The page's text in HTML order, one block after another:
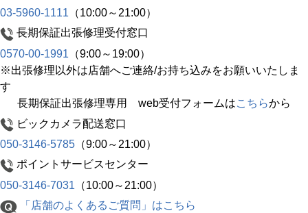
03-5960-1111 （10:00～21:00）
長期保証出張修理受付窓口
0570-00-1991 （9:00～19:00）
※出張修理以外は店舗へご連絡/お持ち込みをお願いいたしま
す
長期保証出張修理専用 web受付フォームはこちらから
ビックカメラ配送窓口
050-3146-5785 （9:00～21:00）
ポイントサービスセンター
050-3146-7031 （10:00～21:00）
「店舗のよくあるご質問」はこちら